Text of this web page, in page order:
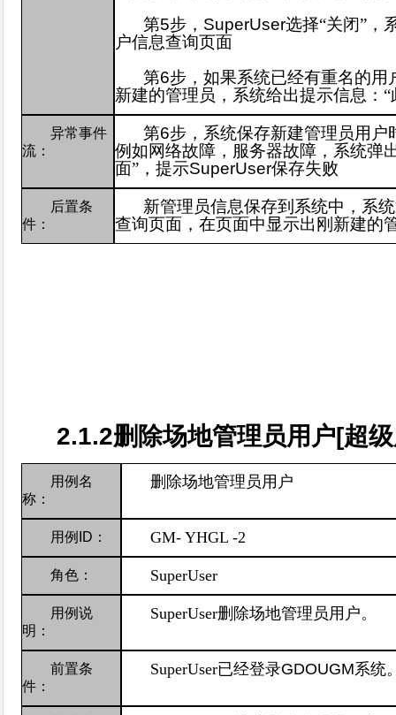
第5步， SuperUser选择“关闭”，
户信息查询页面
第6步，如果系统已经有重名的用
新建的管理员，系统给出提示信息：
异常事件
流：
第6步，系统保存新建管理员用户
例如网络故障，服务器故障，系统弹
面”，提示SuperUser保存失败
后置条
件：
新管理员信息保存到系统中，系
查询页面，在页面中显示出刚新建的
2.1.2删除场地管理员用户[超
用例名
称：
删除场地管理员用户
用例 ID ： GM- YHGL -2
角色： SuperUser
用例说
明：
SuperUser删除场地管理员用户。
前置条
件：
SuperUser已经登录GDOUGM系统